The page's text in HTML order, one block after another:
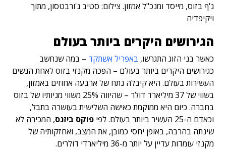
ג'ף בזוס, מייסד ומנכ"ל אמזון. צילום: סטיב ג'ורבטסון, מתוך
ויקיפדיה
הגירושים היקרים ביותר בעולם
כאשר בני הזוג התגרשו, באפריל אשתקד – במה שנחשב
כגירושים היקרים ביותר בעולם – הפכה מקנזי בזוס לאחת הנשים
העשירות בעולם. היא קיבלה נתח של ארבעה אחוזים באמזון,
בשווי של 37 מיליארד דולר – שהיווה 25% משווי מניותיו של בזוס
בחברה. כיום היא ממוקמת כאישה השלישית בעושרה בתבל,
וכאדם ה-25 העשיר ביותר בעולם. לפי
פוקס ביזנס, המכירה לא
שינתה בהרבה, באופן יחסי כמובן, את המצב, ואחזקותיה של
מקנזי עומדות עדיין על יותר מ-36 מיליארדי דולרים.